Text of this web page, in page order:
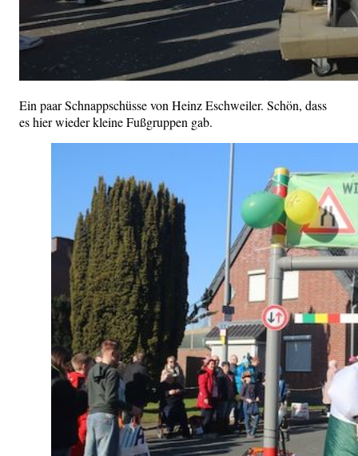
Ein paar Schnappschüsse von Heinz Eschweiler. Schön, dass
es hier wieder kleine Fußgruppen gab.